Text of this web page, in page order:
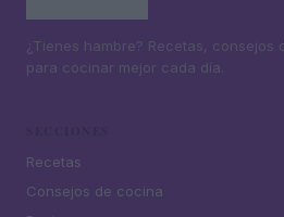
¿Tienes hambre? Recetas, consejos
para cocinar mejor cada día.
Recetas
Consejos de cocina